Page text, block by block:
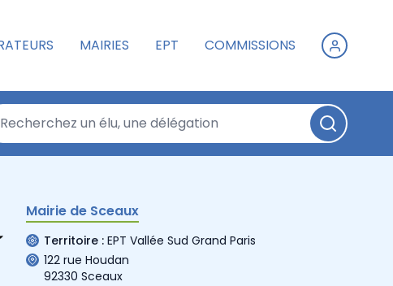
MAIRIES EPT COMMISSIONS
Mairie de Sceaux
Territoire : EPT Vallée Sud Grand Paris
122 rue Houdan
92330 Sceaux